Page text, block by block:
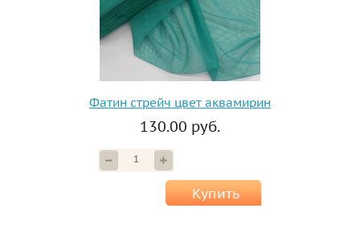
Фатин стрейч цвет аквамирин
130.00 руб.
Купить